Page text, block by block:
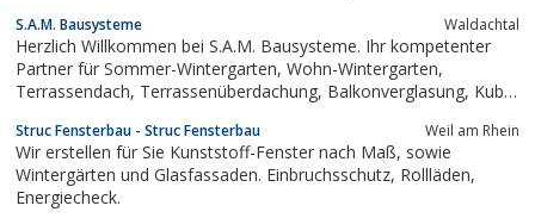
Verwendung ausgewählter Materialien gewährleisten
IhnenSpitzenqualität am Bau. Mit Willmann...
S.A.M. Bausysteme Waldachtal
Herzlich Willkommen bei S.A.M. Bausysteme. Ihr kompetenter
Partner für Sommer-Wintergarten, Wohn-Wintergarten,
Terrassendach, Terrassenüberdachung, Balkonverglasung, Kubo
Zubehör.
Struc Fensterbau - Struc Fensterbau Weil am Rhein
Wir erstellen für Sie Kunststoff-Fenster nach Maß, sowie
Wintergärten und Glasfassaden. Einbruchsschutz, Rollläden,
Energiecheck.